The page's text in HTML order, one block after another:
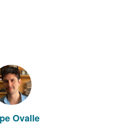
Ovalle